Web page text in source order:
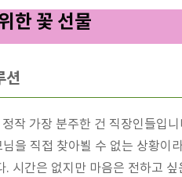
한 꽃 선물
션
작 가장 분주한 건 직장인들입
을 직접 찾아뵐 수 없는 상황이
. 시간은 없지만 마음은 전하고